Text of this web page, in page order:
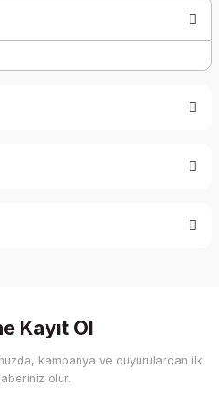
ederiz.
veya görüntülenemiyor.
Kayıt Ol
kampanya ve duyurulardan ilk
olur.